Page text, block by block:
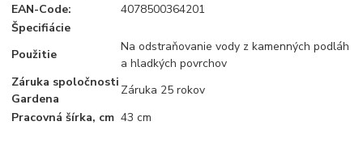
EAN-Code:
4078500364201
Špecifiácie
Použitie
Na odstraňovanie vody z kamenných podláh
a hladkých povrchov
Záruka spoločnosti
Gardena
Záruka 25 rokov
Pracovná šírka, cm 43 cm